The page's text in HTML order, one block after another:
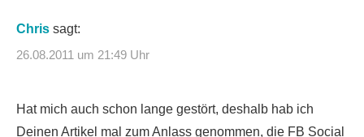
Chris sagt:
26.08.2011 um 21:49 Uhr
Hat mich auch schon lange gestört, deshalb hab ich
Deinen Artikel mal zum Anlass genommen, die FB Social